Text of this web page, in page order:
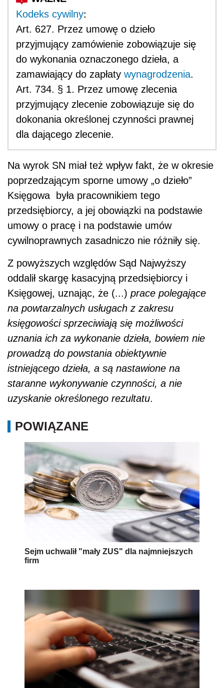
Kodeks cywilny:
Art. 627. Przez umowę o dzieło
przyjmujący zamówienie zobowiązuje się
do wykonania oznaczonego dzieła, a
zamawiający do zapłaty wynagrodzenia.
Art. 734. § 1. Przez umowę zlecenia
przyjmujący zlecenie zobowiązuje się do
dokonania określonej czynności prawnej
dla dającego zlecenie.
Na wyrok SN miał też wpływ fakt, że w okresie
poprzedzającym sporne umowy „o dzieło”
Księgowa była pracownikiem tego
przedsiębiorcy, a jej obowiązki na podstawie
umowy o pracę i na podstawie umów
cywilnoprawnych zasadniczo nie różniły się.
Z powyższych względów Sąd Najwyższy
oddalił skargę kasacyjną przedsiębiorcy i
Księgowej, uznając, że (...) prace polegające
na powtarzalnych usługach z zakresu
księgowości sprzeciwiają się możliwości
uznania ich za wykonanie dzieła, bowiem nie
prowadzą do powstania obiektywnie
istniejącego dzieła, a są nastawione na
staranne wykonywanie czynności, a nie
uzyskanie określonego rezultatu.
POWIĄZANE
Sejm uchwalił "mały ZUS" dla najmniejszych
firm